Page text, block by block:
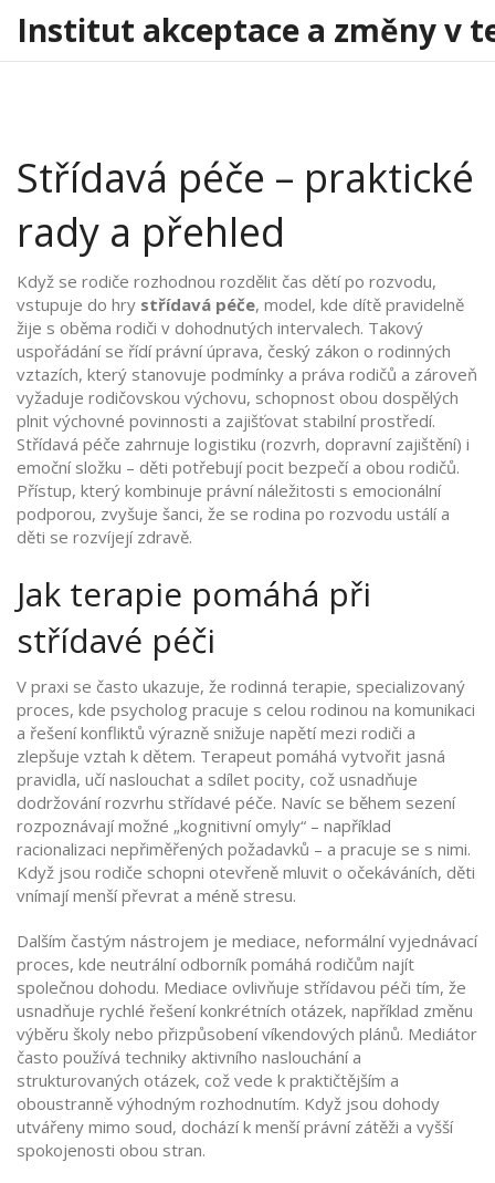
Institut akceptace a změny v
Střídavá péče – praktické
rady a přehled
Když se rodiče rozhodnou rozdělit čas dětí po rozvodu,
vstupuje do hry střídavá péče, model, kde dítě pravidelně
žije s oběma rodiči v dohodnutých intervalech. Takový
uspořádání se řídíprávní úprava, český zákon o rodinných
vztazích, který stanovuje podmínky a práva rodičů a zároveň
vyžaduje rodičovskou výchovu, schopnost obou dospělých
plnit výchovné povinnosti a zajišťovat stabilní prostředí.
Střídavá péče zahrnuje logistiku (rozvrh, dopravní zajištění) i
emoční složku – děti potřebují pocit bezpečí a obou rodičů.
Přístup, který kombinuje právní náležitosti s emocionální
podporou, zvyšuje šanci, že se rodina po rozvodu ustálí a
děti se rozvíjejí zdravě.
Jak terapie pomáhá při
střídavé péči
V praxi se často ukazuje, že rodinná terapie, specializovaný
proces, kde psycholog pracuje s celou rodinou na komunikaci
a řešení konfliktů výrazně snižuje napětí mezi rodiči a
zlepšuje vztah k dětem. Terapeut pomáhá vytvořit jasná
pravidla, učí naslouchat a sdílet pocity, což usnadňuje
dodržování rozvrhu střídavé péče. Navíc se během sezení
rozpoznávají možné „kognitivní omyly“ – například
racionalizaci nepřiměřených požadavků – a pracuje se s nimi.
Když jsou rodiče schopni otevřeně mluvit o očekáváních, děti
vnímají menší převrat a méně stresu.
Dalším častým nástrojem je mediace, neformální vyjednávací
proces, kde neutrální odborník pomáhá rodičům najít
společnou dohodu. Mediace ovlivňuje střídavou péči tím, že
usnadňuje rychlé řešení konkrétních otázek, například změnu
výběru školy nebo přizpůsobení víkendových plánů. Mediátor
často používá techniky aktivního naslouchání a
strukturovaných otázek, což vede k praktičtějším a
oboustranně výhodným rozhodnutím. Když jsou dohody
utvářeny mimo soud, dochází k menší právní zátěži a vyšší
spokojenosti obou stran.